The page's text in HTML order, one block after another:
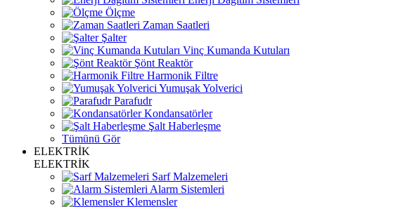
Ölçme
Zaman Saatleri
Şalter
Vinç Kumanda Kutuları
Şönt Reaktör
Harmonik Filtre
Yumuşak Yolverici
Parafudr
Kondansatörler
Şalt Haberleşme
Tümünü Gör
ELEKTRİK
ELEKTRİK
Sarf Malzemeleri
Alarm Sistemleri
Klemensler